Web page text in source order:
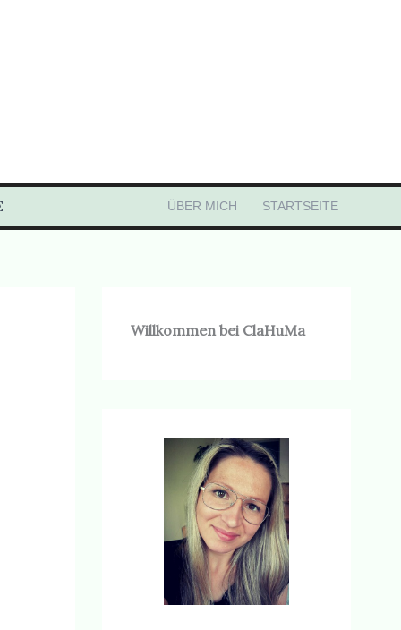
ÜBER MICH STARTSEITE
Willkommen bei ClaHuMa